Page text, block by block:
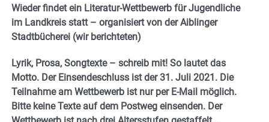
Wieder findet ein Literatur-Wettbewerb für Jugendliche
im Landkreis statt – organisiert von der Aiblinger
Stadtbücherei (wir berichteten)
Lyrik, Prosa, Songtexte – schreib mit! So lautet das
Motto. Der Einsendeschluss ist der 31. Juli 2021. Die
Teilnahme am Wettbewerb ist nur per E-Mail möglich.
Bitte keine Texte auf dem Postweg einsenden. Der